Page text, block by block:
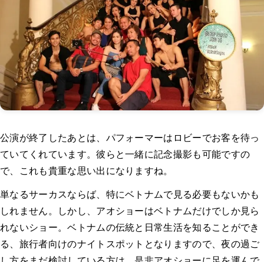
公演が終了したあとは、パフォーマーはロビーでお客を待っ
ていてくれています。彼らと一緒に記念撮影も可能ですの
で、これも貴重な思い出になりますね。
単なるサーカスならば、特にベトナムで見る必要もないかも
しれません。しかし、アオショーはベトナムだけでしか見ら
れないショー。ベトナムの伝統と日常生活を知ることができ
る、旅行者向けのナイトスポットとなりますので、夜の過ご